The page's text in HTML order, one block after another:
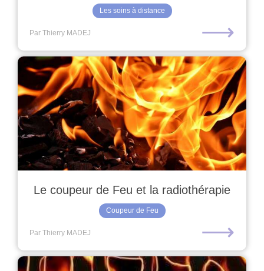
Les soins à distance
Par Thierry MADEJ ⟶
Le coupeur de Feu et la radiothérapie
Coupeur de Feu
Par Thierry MADEJ ⟶